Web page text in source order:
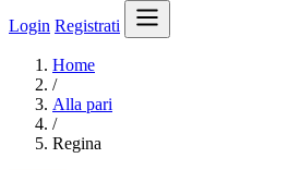
Login Registrati
Home
/
Alla pari
/
Regina